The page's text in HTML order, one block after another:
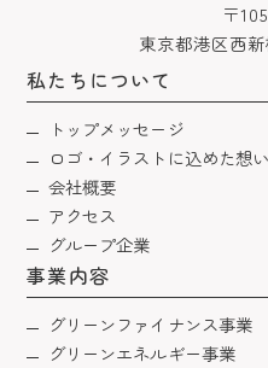
〒
東京都港区西
私たちについて
トップメッセージ
ロゴ・イラストに込めた想い
会社概要
アクセス
グループ企業
事業内容
グリーンファイナンス事業
グリーンエネルギー事業